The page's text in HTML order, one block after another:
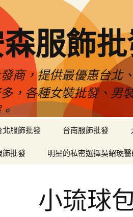
服飾
商，提供最優惠台北
，各種女裝批發、男
北服飾批發 台南服飾批發
飾批發 明星的私密選擇吳紹琥
小琉球